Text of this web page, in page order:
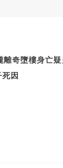
離奇墮樓身亡
因